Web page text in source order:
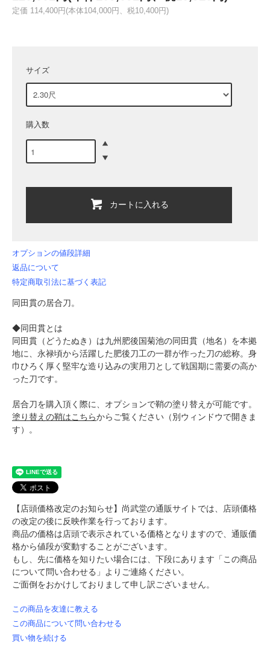
定価 114,400円(本体104,000円、税10,400円)
サイズ
購入数
カートに入れる
オプションの値段詳細
返品について
特定商取引法に基づく表記
同田貫の居合刀。
◆同田貫とは
同田貫（どうたぬき）は九州肥後国菊池の同田貫（地名）を本拠
地に、永禄頃から活躍した肥後刀工の一群が作った刀の総称。身
巾ひろく厚く堅牢な造り込みの実用刀として戦国期に需要の高か
った刀です。
居合刀を購入頂く際に、オプションで鞘の塗り替えが可能です。
塗り替えの鞘はこちらからご覧ください（別ウィンドウで開きま
す）。
【店頭価格改定のお知らせ】尚武堂の通販サイトでは、店頭価格
の改定の後に反映作業を行っております。
商品の価格は店頭で表示されている価格となりますので、通販価
格から値段が変動することがございます。
もし、先に価格を知りたい場合には、下段にあります「この商品
について問い合わせる」よりご連絡ください。
ご面倒をおかけしておりまして申し訳ございません。
この商品を友達に教える
この商品について問い合わせる
買い物を続ける